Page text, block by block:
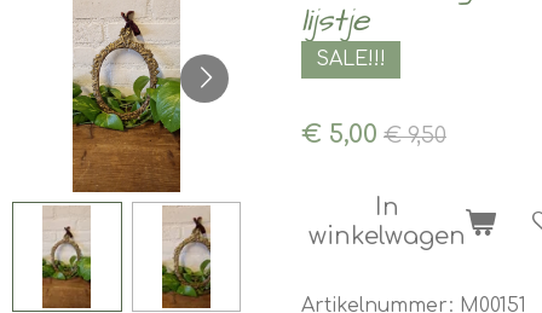
lijstje
SALE!!!
€ 5,00 € 9,50
In
winkelwagen
Artikelnummer: M00151